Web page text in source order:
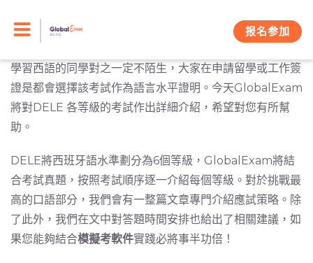
报名参加
文章。DELE（Diplomas de Español Como Lengua
學習西語的同學對之一定不陌生，大家在申請留學或工作簽
證是都會選擇該考試作為語言水平證明。今天GlobalExam
將對DELE 各等級的考試作出詳細介紹，希望對您有所幫
助。
DELE將西班牙語水準劃分為6個等級，GlobalExam將結
合考試真題，按照考試順序逐一介紹每個等級。對於挑戰最
高的口語部分，我們會有一整篇文章專門介紹應試策略。除
了此外，我們在文中對答題時間安排也給出了相關建議，如
果您能夠結合模擬考軟件實踐必將事半功倍！